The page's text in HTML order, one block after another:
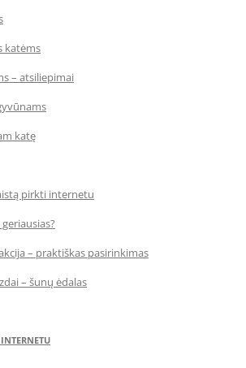
katėms
– atsiliepimai
katę
pirkti internetu
– praktiškas pasirinkimas
– šunų ėdalas